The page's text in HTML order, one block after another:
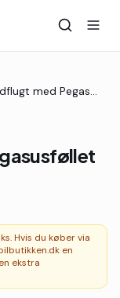
Himmelsk udflugt med Pegasusføllet
Hvis du køber via
en
ekstra